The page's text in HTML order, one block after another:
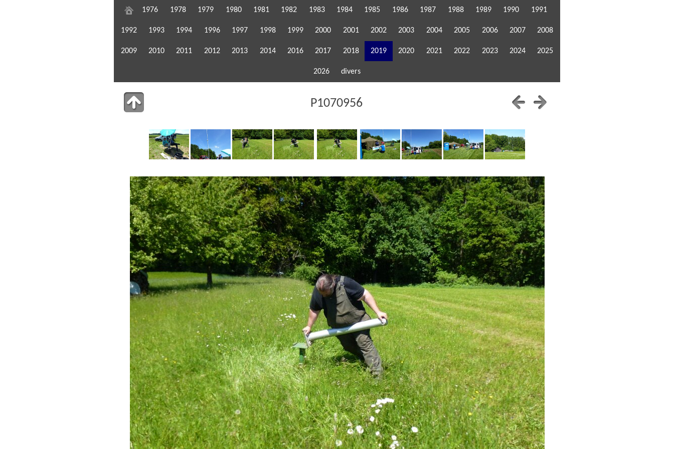
1976 1978 1979 1980 1981 1982 1983 1984 1985 1986 1987 1988 1989 1990 1991
1992 1993 1994 1996 1997 1998 1999 2000 2001 2002 2003 2004 2005 2006 2007 2008
2009 2010 2011 2012 2013 2014 2016 2017 2018 2019 2020 2021 2022 2023 2024 2025
2026 divers
P1070956